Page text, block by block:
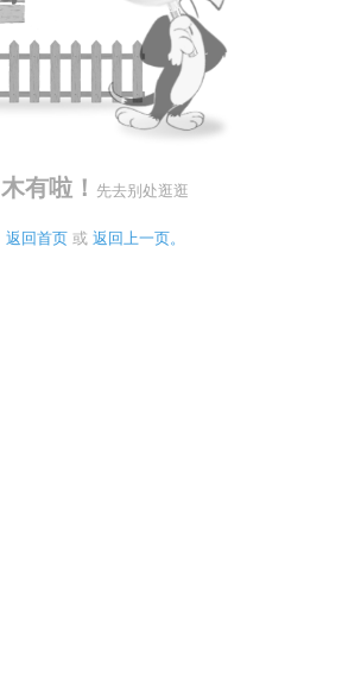
木有啦！ 先去别处逛逛
返回首页 或 返回上一页。